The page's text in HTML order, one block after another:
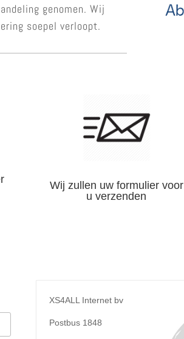
genomen. Wij
soepel verloopt.
Wij zullen uw formulier voor
u verzenden
XS4ALL Internet bv
Postbus 1848